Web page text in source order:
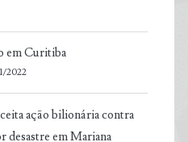
em Curitiba
2022
ação bilionária contra
desastre em Mariana